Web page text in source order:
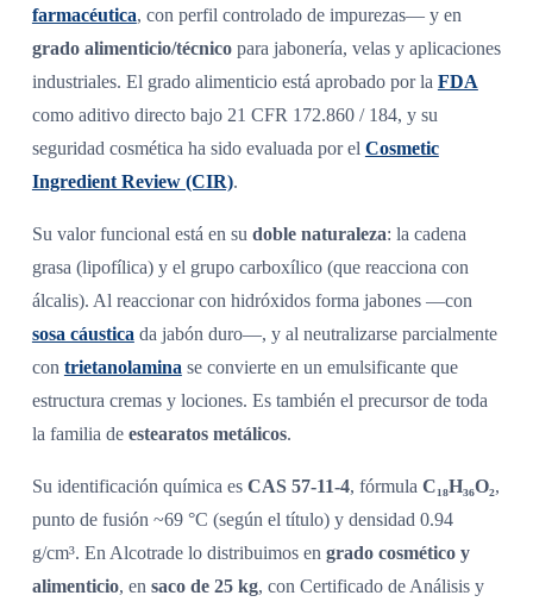
farmacéutica, con perfil controlado de impurezas— y en
grado alimenticio/técnicopara jabonería, velas y aplicaciones
industriales. El grado alimenticio está aprobado por la FDA
como aditivo directo bajo 21 CFR 172.860 / 184, y su
seguridad cosmética ha sido evaluada por el Cosmetic
Ingredient Review (CIR).
Su valor funcional está en su doble naturaleza: la cadena
grasa (lipofílica) y el grupo carboxílico (que reacciona con
álcalis). Al reaccionar con hidróxidos forma jabones —con
sosa cáustica da jabón duro—, y al neutralizarse parcialmente
con trietanolamina se convierte en un emulsificante que
estructura cremas y lociones. Es también el precursor de toda
la familia de estearatos metálicos.
Su identificación química es CAS 57-11-4, fórmula C₁₈H₃₆O₂,
punto de fusión ~69 °C (según el título) y densidad 0.94
g/cm³. En Alcotrade lo distribuimos en grado cosmético y
alimenticio, en saco de 25 kg, con Certificado de Análisis y